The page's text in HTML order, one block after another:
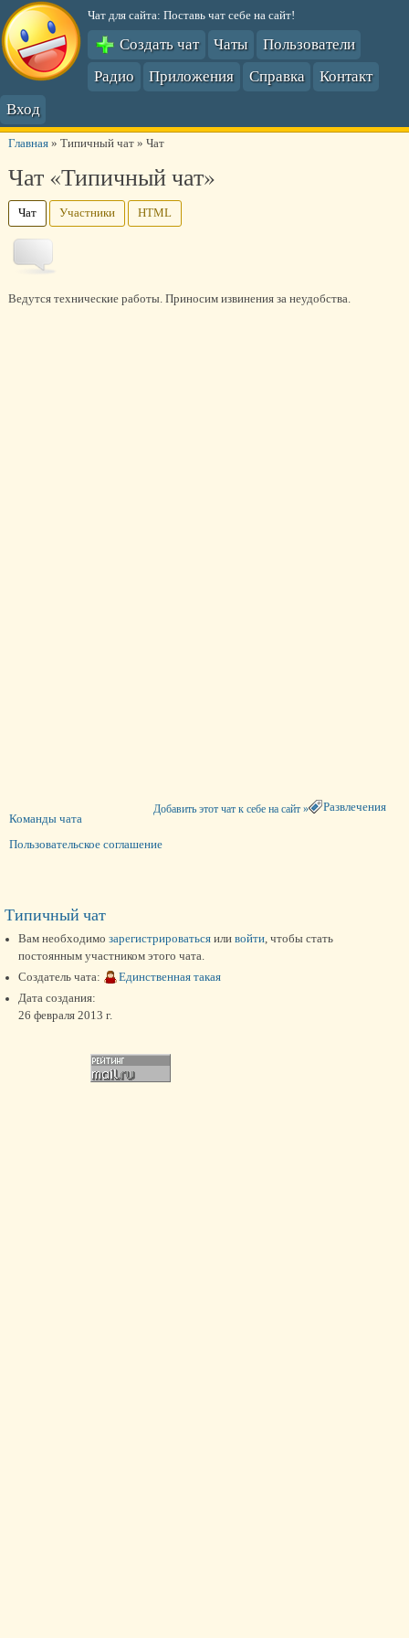
Чат для сайта: Поставь чат себе на сайт!
Создать чат Чаты
Пользователи
Радио
Приложения Справка
Контакт
Вход
Главная» Типичный чат» Чат
Чат «Типичный чат»
Чат Участники HTML
Развлечения
Добавить этот чат к себе на сайт »
Команды чата
Пользовательское соглашение
Типичный чат
Вам необходимо зарегистрироваться или войти , чтобы стать
постоянным участником этого чата.
Создатель чата:
Единственная такая
Дата создания:
26 февраля 2013 г.